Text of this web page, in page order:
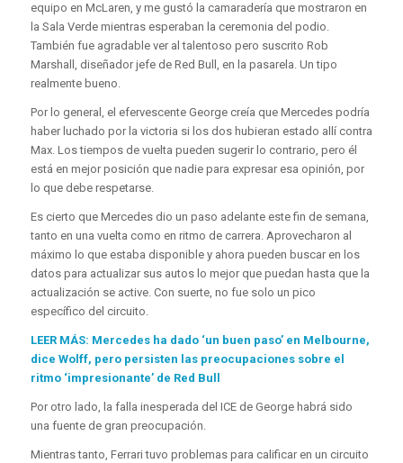
equipo en McLaren, y me gustó la camaradería que mostraron en
la Sala Verde mientras esperaban la ceremonia del podio.
También fue agradable ver al talentoso pero suscrito Rob
Marshall, diseñador jefe de Red Bull, en la pasarela. Un tipo
realmente bueno.
Por lo general, el efervescente George creía que Mercedes podría
haber luchado por la victoria si los dos hubieran estado allí contra
Max. Los tiempos de vuelta pueden sugerir lo contrario, pero él
está en mejor posición que nadie para expresar esa opinión, por
lo que debe respetarse.
Es cierto que Mercedes dio un paso adelante este fin de semana,
tanto en una vuelta como en ritmo de carrera. Aprovecharon al
máximo lo que estaba disponible y ahora pueden buscar en los
datos para actualizar sus autos lo mejor que puedan hasta que la
actualización se active. Con suerte, no fue solo un pico
específico del circuito.
LEER MÁS: Mercedes ha dado ‘un buen paso’ en Melbourne,
dice Wolff, pero persisten las preocupaciones sobre el
ritmo ‘impresionante’ de Red Bull
Por otro lado, la falla inesperada del ICE de George habrá sido
una fuente de gran preocupación.
Mientras tanto, Ferrari tuvo problemas para calificar en un circuito